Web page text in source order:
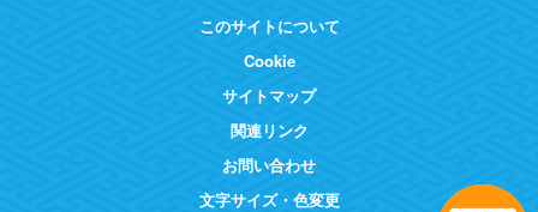
このサイトについて
Cookie
サイトマップ
関連リンク
お問い合わせ
文字サイズ・色変更